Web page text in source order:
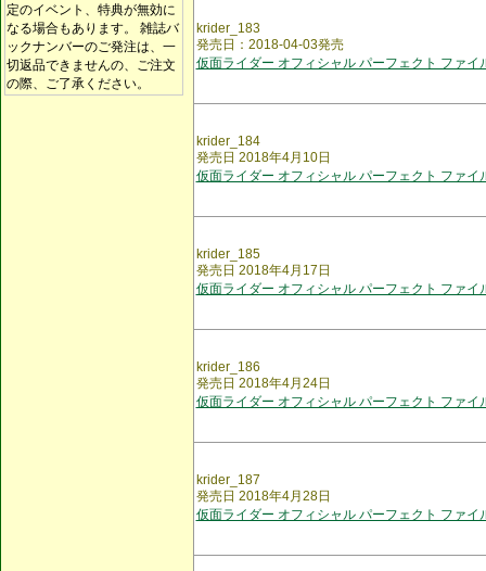
定のイベント、特典が無効に
なる場合もあります。 雑誌バ
ックナンバーのご発注は、一
切返品できませんの、ご注文
の際、ご了承ください。
krider_183
発売日：2018-04-03発売
仮面ライダー オフィシャル パーフェクト ファイ
krider_184
発売日 2018年4月10日
仮面ライダー オフィシャル パーフェクト ファイ
krider_185
発売日 2018年4月17日
仮面ライダー オフィシャル パーフェクト ファイ
krider_186
発売日 2018年4月24日
仮面ライダー オフィシャル パーフェクト ファイ
krider_187
発売日 2018年4月28日
仮面ライダー オフィシャル パーフェクト ファイ